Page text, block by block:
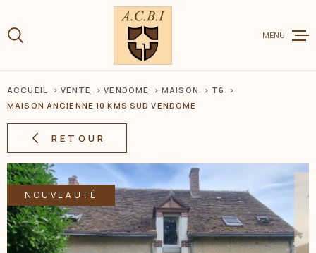
lamenu
contenu
CHARME
ESTIMER
MENU
ACCUEIL VENTE VENDOME MAISON
T6
MAISON ANCIENNE 10 KMS SUD VENDOME
RETOUR
NOUVEAUTÉ